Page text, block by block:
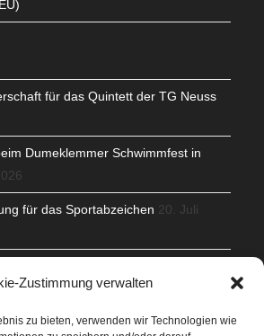
Zustimmung verwalten
zu bieten, verwenden wir Technologien wie
für das Quintett der TG Neuss
Dumeklemmer Schwimmfest in
für das Sportabzeichen 20. Juli